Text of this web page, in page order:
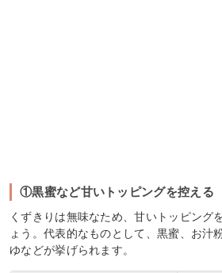
①黒蜜など甘いトッピングを控える
くずきりは無味なため、甘いトッピング
ょう。代表的なものとして、黒蜜、お汁
ゆなどが挙げられます。